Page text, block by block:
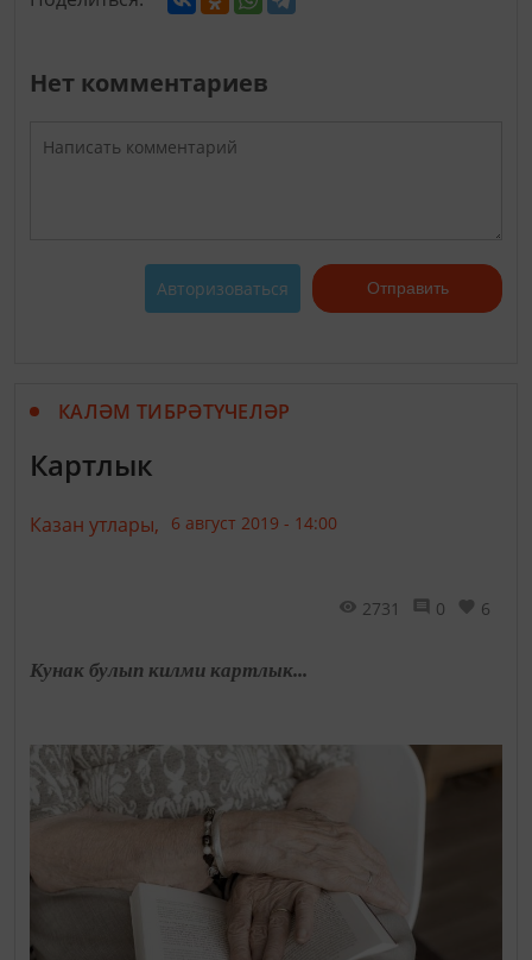
Нет комментариев
Авторизоваться Отправить
КАЛӘМ ТИБРӘТҮЧЕЛӘР
Картлык
Казан утлары, 6 август 2019 - 14:00
2731 0 6
Кунак булып килми картлык...